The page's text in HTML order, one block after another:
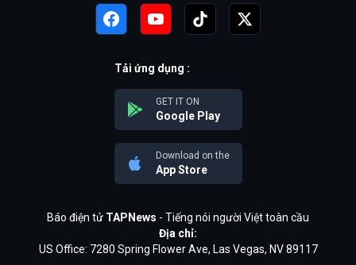
Tải ứng dụng :
GET IT ON
Google Play
Download on the
App Store
Báo điện tử TAPNews - Tiếng nói người Việt toàn cầu
Địa chỉ:
US Office: 7280 Spring Flower Ave, Las Vegas, NV 89117